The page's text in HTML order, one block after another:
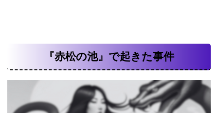
『赤松の池』で起きた事件